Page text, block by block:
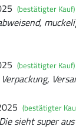
(bestätigter Kauf)
(bestätigter Kauf)
(bestätigter
sieht super